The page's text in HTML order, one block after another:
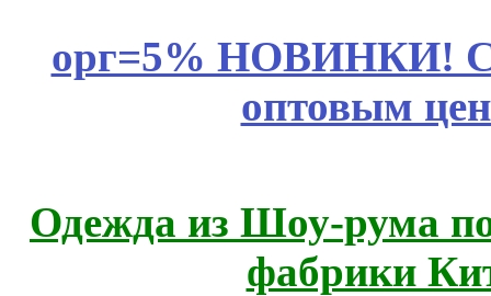
орг=5% НОВИНКИ!
оптовым
Одежда из Шоу-рума
фабрики